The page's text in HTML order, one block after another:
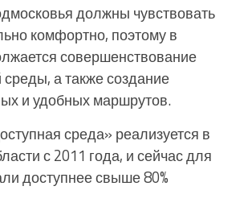
должны чувствовать
комфортно, поэтому в
совершенствование
а также создание
и удобных маршрутов.
среда» реализуется в
с 2011 года, и сейчас для
доступнее свыше 80%